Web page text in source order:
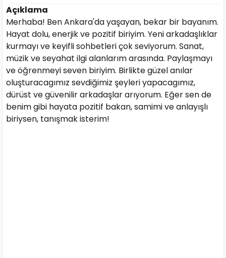
Açıklama
Merhaba! Ben Ankara'da yaşayan, bekar bir bayanım.
Hayat dolu, enerjik ve pozitif biriyim. Yeni arkadaşlıklar
kurmayı ve keyifli sohbetleri çok seviyorum. Sanat,
müzik ve seyahat ilgi alanlarım arasında. Paylaşmayı
ve öğrenmeyi seven biriyim. Birlikte güzel anılar
oluşturacagımız sevdiğimiz şeyleri yapacagımız,
dürüst ve güvenilir arkadaşlar arıyorum. Eğer sen de
benim gibi hayata pozitif bakan, samimi ve anlayışlı
biriysen, tanışmak isterim!